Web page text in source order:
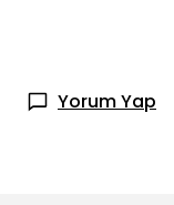
Yorum Yap